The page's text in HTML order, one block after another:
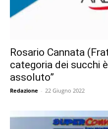
Rosario Cannata
categoria dei succhi
assoluto”
Redazione - 22 Giugno 2022